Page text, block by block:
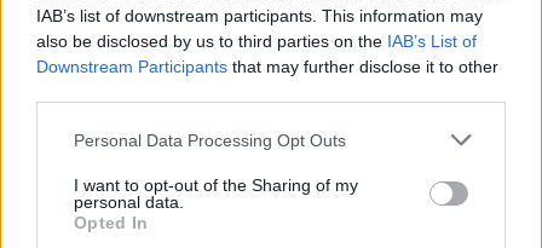
IAB’s list of downstream participants. This information may
also be disclosed by us to third parties on the IAB’s List of
Downstream Participants that may further disclose it to other
Please note that this website/app uses one or more Google
not limited to your visit or usage behaviour. You may click to
grant or deny consent to Google and its third-party tags to
use your data for below specified purposes in below Google
Personal Data Processing Opt Outs
I want to opt-out of the Sharing of my
personal data.
Opted In
Δίαιτα για επίπεδη κοιλιά
26.07.2026